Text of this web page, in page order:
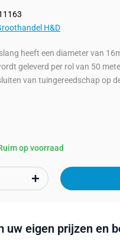
H&D
heeft een diameter van
geleverd per rol van 50
van tuingereedschap op
op voorraad
uw eigen prijzen en